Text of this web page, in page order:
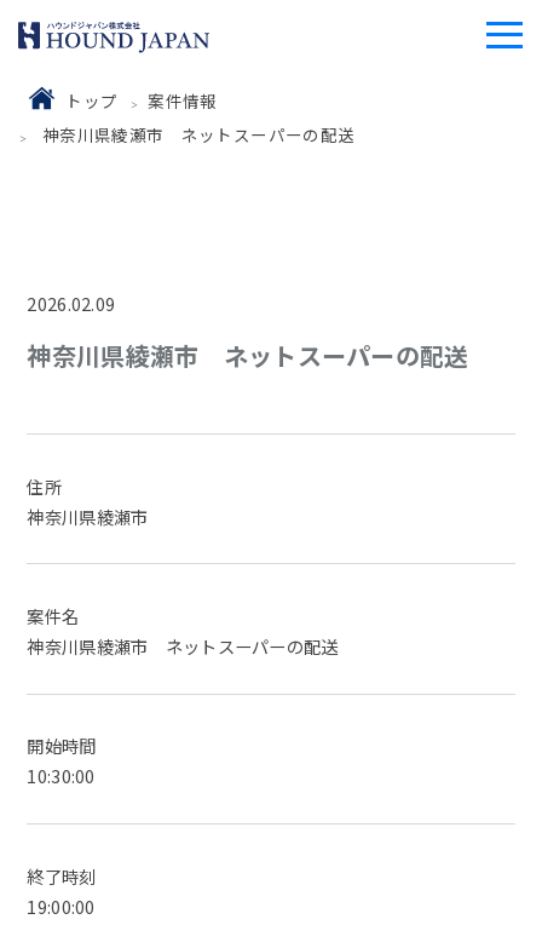
トップ
案件情報
神奈川県綾瀬市 ネットスーパーの配送
2026.02.09
神奈川県綾瀬市 ネットスーパーの配送
住所
神奈川県綾瀬市
案件名
神奈川県綾瀬市 ネットスーパーの配送
開始時間
10:30:00
終了時刻
19:00:00